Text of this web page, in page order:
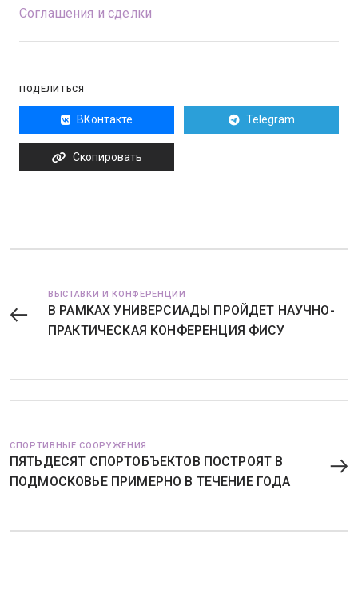
Соглашения и сделки
ПОДЕЛИТЬСЯ
ВКонтакте Telegram
Скопировать
ВЫСТАВКИ И КОНФЕРЕНЦИИ
В РАМКАХ УНИВЕРСИАДЫ ПРОЙДЕТ НАУЧНО-
ПРАКТИЧЕСКАЯ КОНФЕРЕНЦИЯ ФИСУ
СПОРТИВНЫЕ СООРУЖЕНИЯ
ПЯТЬДЕСЯТ СПОРТОБЪЕКТОВ ПОСТРОЯТ В
ПОДМОСКОВЬЕ ПРИМЕРНО В ТЕЧЕНИЕ ГОДА